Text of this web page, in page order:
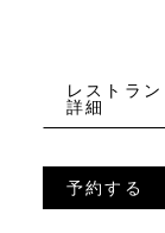
レストラン
詳細
予約する